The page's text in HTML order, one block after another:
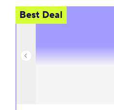
Best Deal